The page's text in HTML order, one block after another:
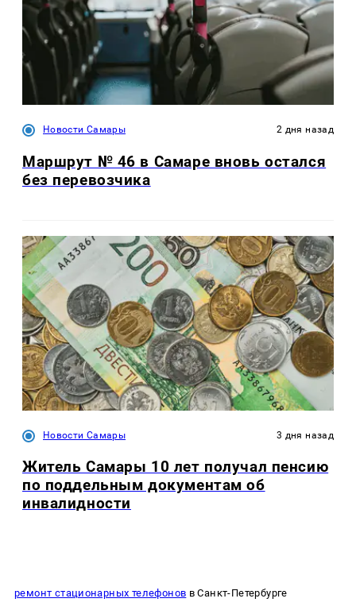
Новости Самары 2 дня назад
Маршрут № 46 в Самаре вновь остался
без перевозчика
Новости Самары 3 дня назад
Житель Самары 10 лет получал пенсию
по поддельным документам об
инвалидности
ремонт стационарных телефонов в Санкт-Петербурге